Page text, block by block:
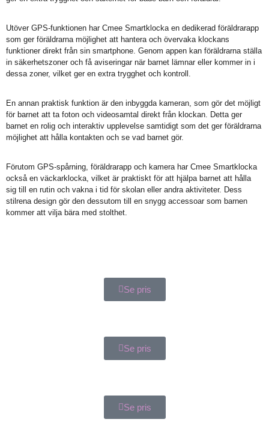
Utöver GPS-funktionen har Cmee Smartklocka en dedikerad föräldrarapp
som ger föräldrarna möjlighet att hantera och övervaka klockans
funktioner direkt från sin smartphone. Genom appen kan föräldrarna ställa
in säkerhetszoner och få aviseringar när barnet lämnar eller kommer in i
dessa zoner, vilket ger en extra trygghet och kontroll.
En annan praktisk funktion är den inbyggda kameran, som gör det möjligt
för barnet att ta foton och videosamtal direkt från klockan. Detta ger
barnet en rolig och interaktiv upplevelse samtidigt som det ger föräldrarna
möjlighet att hålla kontakten och se vad barnet gör.
Förutom GPS-spårning, föräldrarapp och kamera har Cmee Smartklocka
också en väckarklocka, vilket är praktiskt för att hjälpa barnet att hålla
sig till en rutin och vakna i tid för skolan eller andra aktiviteter. Dess
stilrena design gör den dessutom till en snygg accessoar som barnen
kommer att vilja bära med stolthet.
Se pris
Se pris
Se pris